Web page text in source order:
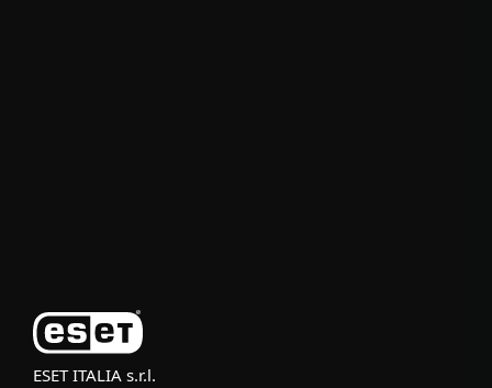
ESET ITALIA s.r.l.